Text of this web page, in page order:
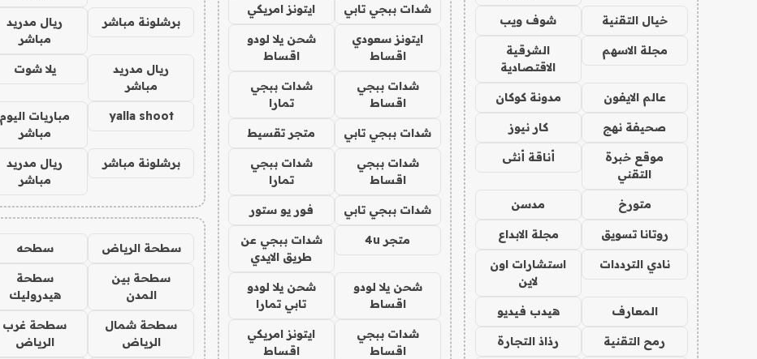
خيال التقنية شوف ويب
مجلة الاسهم
الشرقية
الاقتصادية
عالم الايفون مدونة كوكان
صحيفة نهج كار نيوز
موقع خبرة
التقني
أناقة أنثى
متورخ مدسن
روتانا تسويق مجلة الابداع
نادي الترددات
استشارات اون
لاين
المعارف هيدب فيديو
رمح التقنية رذاذ التجارة
شدات ببجي تابي ايتونز امريكي
ايتونز سعودي
اقساط
شحن يلا لودو
اقساط
شدات ببجي
اقساط
شدات ببجي
تمارا
شدات ببجي تابي متجر تقسيط
شدات ببجي
اقساط
شدات ببجي
تمارا
شدات ببجي تابي فور يو ستور
متجر 4u
شدات ببجي عن
طريق الايدي
شحن يلا لودو
اقساط
شحن يلا لودو
تابي تمارا
شدات ببجي
اقساط
ايتونز امريكي
اقساط
برشلونة مباشر
ريال مدريد
مباشر
ريال مدريد
مباشر
يلا شوت
yalla shoot
مباريات اليوم
مباشر
برشلونة مباشر
ريال مدريد
مباشر
سطحة الرياض سطحه
سطحة بين
المدن
سطحة
هيدروليك
سطحة شمال
الرياض
سطحة غرب
الرياض